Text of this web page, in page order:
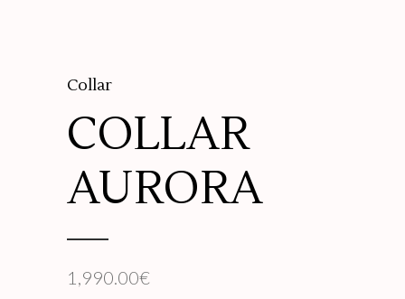
Collar
COLLAR
AURORA
1,990.00€